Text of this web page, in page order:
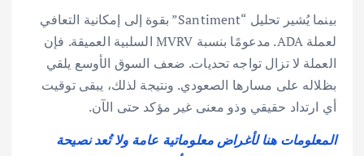
بينما يُشير تحليل “Santiment” بقوة إلى إمكانية التعافي
لعملة ADA. مدعومًا بنسبة MVRV السلبية العميقة. فإن
العملة لا تزال تواجه تحديات. ضعف السوق الأوسع يلقي
بظلاله على مسارها الصعودي. ونتيجة لذلك، يبقى توقيت
أي ارتداد حقيقي وذو معنى غير مؤكد حتى الآن.
المعلومات هنا لأغراض معلوماتية عامة ولا تُعد نصيحة